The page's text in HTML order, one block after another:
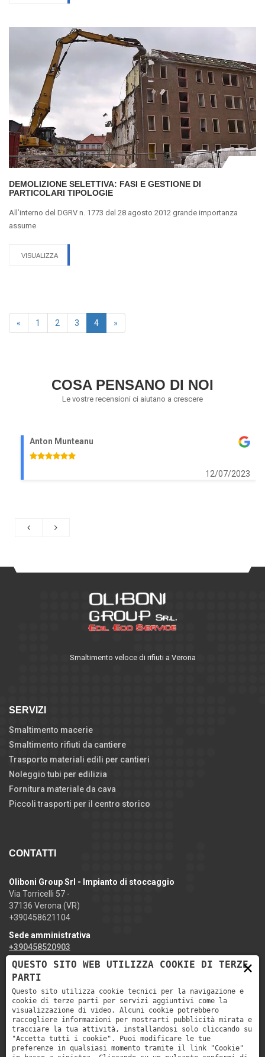
DEMOLIZIONE SELETTIVA: FASI E GESTIONE DI
PARTICOLARI TIPOLOGIE
All’interno del DGRV n. 1773 del 28 agosto 2012 grande importanza
assume
VISUALIZZA
« 1 2 3 4 »
COSA PENSANO DI NOI
Le vostre recensioni ci aiutano a crescere
Anton Munteanu
12/07/2023
Smaltimento veloce di rifiuti a Verona
SERVIZI
Smaltimento macerie
Smaltimento rifiuti da cantiere
Trasporto materiali edili per cantieri
Noleggio tubi per edilizia
Fornitura materiale da cava
Piccoli trasporti per il centro storico
CONTATTI
Oliboni Group Srl - Impianto di stoccaggio
Via Torricelli 57 -
37136 Verona (VR)
+390458621104
Sede amministrativa
+390458520903
info@ediliziaoliboni.it
×
QUESTO SITO WEB UTILIZZA COOKIE DI TERZE
PARTI
Questo sito utilizza cookie tecnici per la navigazione e
cookie di terze parti per servizi aggiuntivi come la
visualizzazione di video. Alcuni cookie potrebbero
raccogliere informazioni per mostrarti pubblicità mirata e
tracciare la tua attività, installandosi solo cliccando su
"Accetta tutti i cookie". Puoi modificare le tue
preferenze in qualsiasi momento tramite il link "Cookie"